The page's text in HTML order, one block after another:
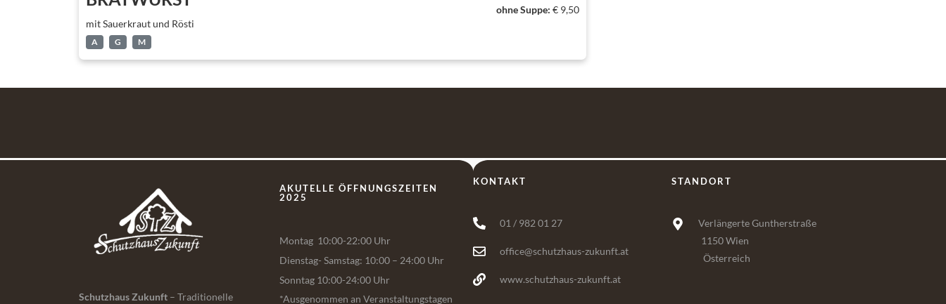
mit Sauerkraut und Rösti
A G M
ohne Suppe: € 9,50
Schutzhaus Zukunft – Traditionelle
AKUTELLE ÖFFNUNGSZEITEN
2025
Montag 10:00-22:00 Uhr
Dienstag- Samstag: 10:00 – 24:00 Uhr
Sonntag 10:00-24:00 Uhr
*Ausgenommen an Veranstaltungstagen
KONTAKT
01 / 982 01 27
office@schutzhaus-zukunft.at
www.schutzhaus-zukunft.at
STANDORT
Verlängerte Guntherstraße
1150 Wien
Österreich